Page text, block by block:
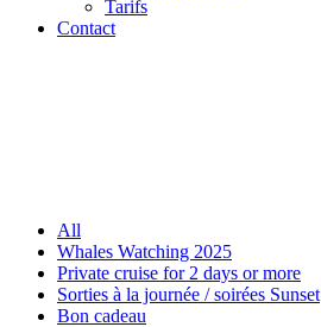
Tarifs
Contact
All
Whales Watching 2025
Private cruise for 2 days or more
Sorties à la journée / soirées Sunset
Bon cadeau